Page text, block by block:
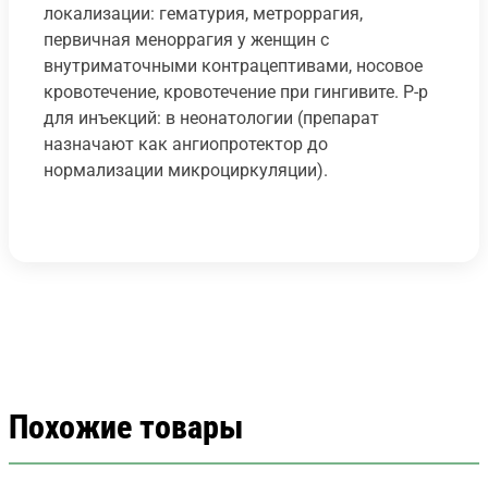
локализации: гематурия, метроррагия,
первичная меноррагия у женщин с
внутриматочными контрацептивами, носовое
кровотечение, кровотечение при гингивите. Р-р
для инъекций: в неонатологии (препарат
назначают как ангиопротектор до
нормализации микроциркуляции).
Похожие товары